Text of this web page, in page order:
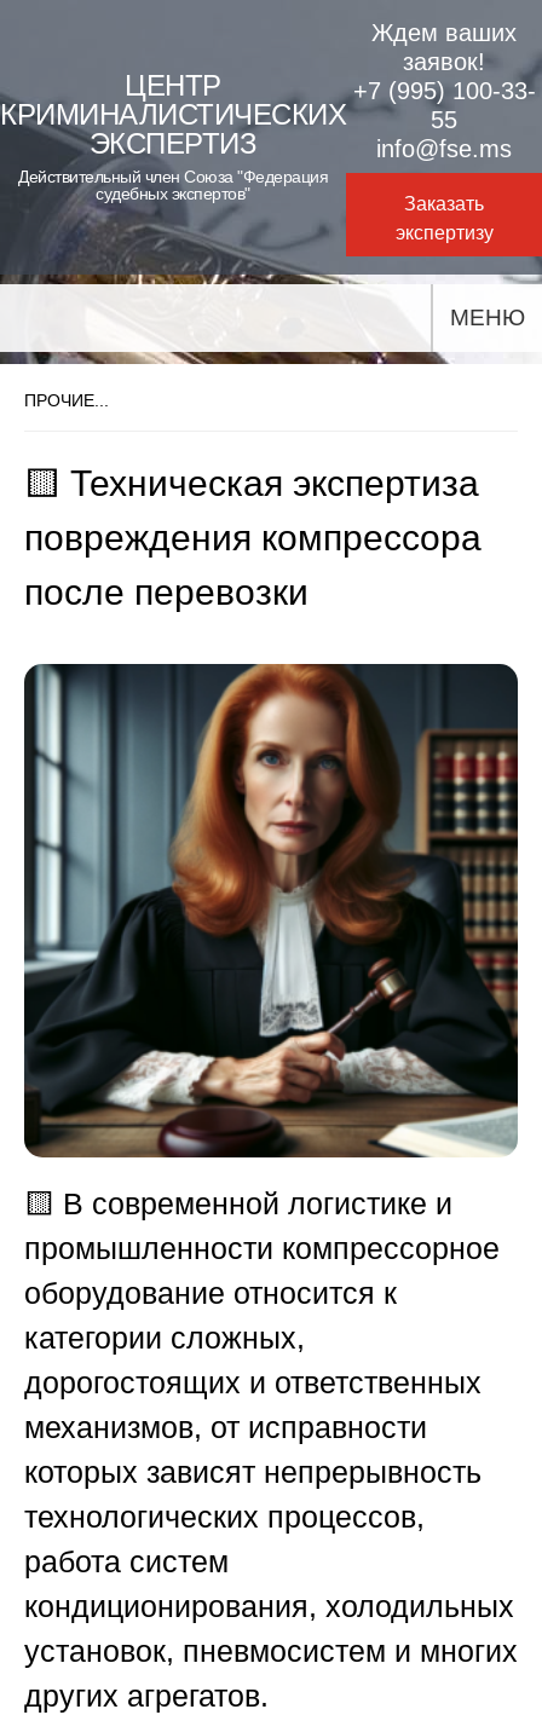
content
ЦЕНТР
КРИМИНАЛИСТИЧЕСКИХ
ЭКСПЕРТИЗ
Действительный член Союза "Федерация
судебных экспертов"
Ждем ваших
заявок!
+7 (995) 100-33-
55
info@fse.ms
Заказать
экспертизу
МЕНЮ
ПРОЧИЕ...
🟨 Техническая экспертиза
повреждения компрессора
после перевозки
🟨 В современной логистике и
промышленности компрессорное
оборудование относится к
категории сложных,
дорогостоящих и ответственных
механизмов, от исправности
которых зависят непрерывность
технологических процессов,
работа систем
кондиционирования, холодильных
установок, пневмосистем и многих
других агрегатов.